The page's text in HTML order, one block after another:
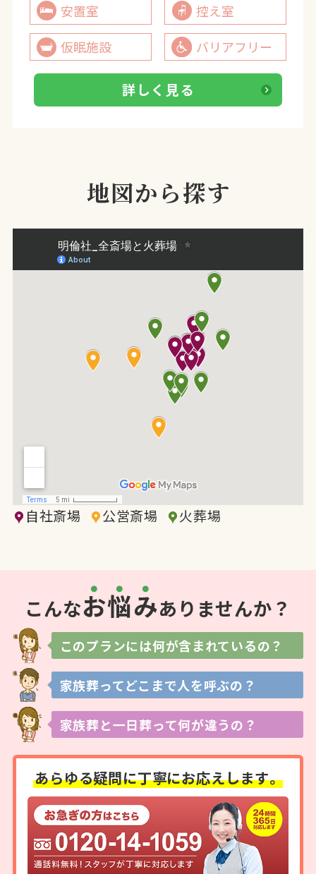
安置室
控え室
仮眠施設
バリアフリー
詳しく見る
地図から探す
自社斎場 公営斎場 火葬場
こんなお悩みありませんか？
このプランには何が含まれているの？
家族葬ってどこまで人を呼ぶの？
家族葬と一日葬って何が違うの？
あらゆる疑問に丁寧にお応えします。